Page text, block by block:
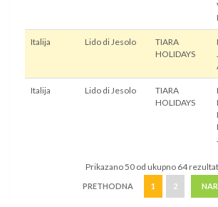
Italija Lido di Jesolo
TIARA
HOLIDAYS
Italija Lido di Jesolo
TIARA
HOLIDAYS
Prikazano 50 od ukupno 64
PRETHODNA 1 2